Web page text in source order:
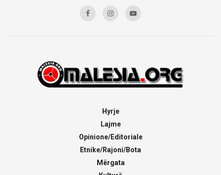
Hyrje
Lajme
Opinione/Editoriale
Etnike/Rajoni/Bota
Mërgata